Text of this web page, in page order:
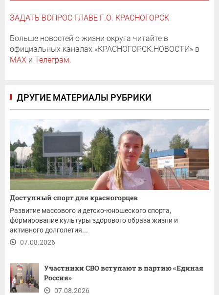
ЗАДАТЬ ВОПРОС ГЛАВЕ Г.О. КРАСНОГОРСК
Больше новостей о жизни округа читайте в
официальных каналах «КРАСНОГОРСК.НОВОСТИ» в
MAX и Телеграм.
ДРУГИЕ МАТЕРИАЛЫ РУБРИКИ
Доступный спорт для красногорцев
Развитие массового и детско-юношеского спорта,
формирование культуры здорового образа жизни и
активного долголетия...
07.08.2026
Участники СВО вступают в партию «Единая
Россия»
07.08.2026